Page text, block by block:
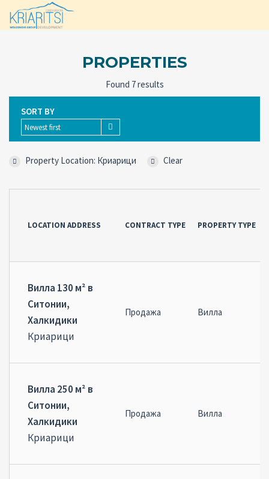
PROPERTIES
Found 7 results
SORT BY
Newest first
Property Location: Криарици Clear
LOCATION ADDRESS CONTRACT TYPE PROPERTY TYPE
Вилла 130 м² в
Ситонии,
Халкидики
Криарици
Продажа Вилла
Вилла 250 м² в
Ситонии,
Халкидики
Криарици
Продажа Вилла